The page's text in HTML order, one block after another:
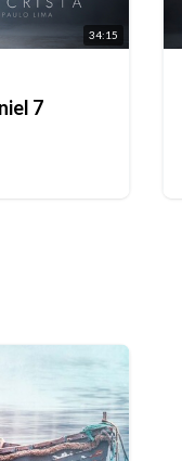
34:15
7